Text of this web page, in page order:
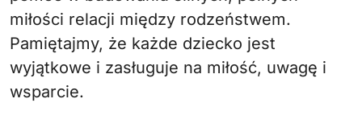
miłości relacji między rodzeństwem.
Pamiętajmy, że każde dziecko jest
wyjątkowe i zasługuje na miłość, uwagę i
wsparcie.